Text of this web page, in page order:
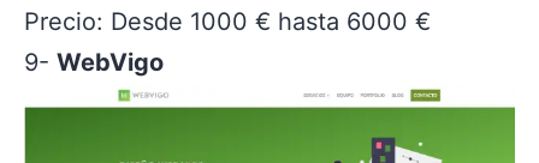
Precio: Desde 1000 € hasta 6000 €
9- WebVigo